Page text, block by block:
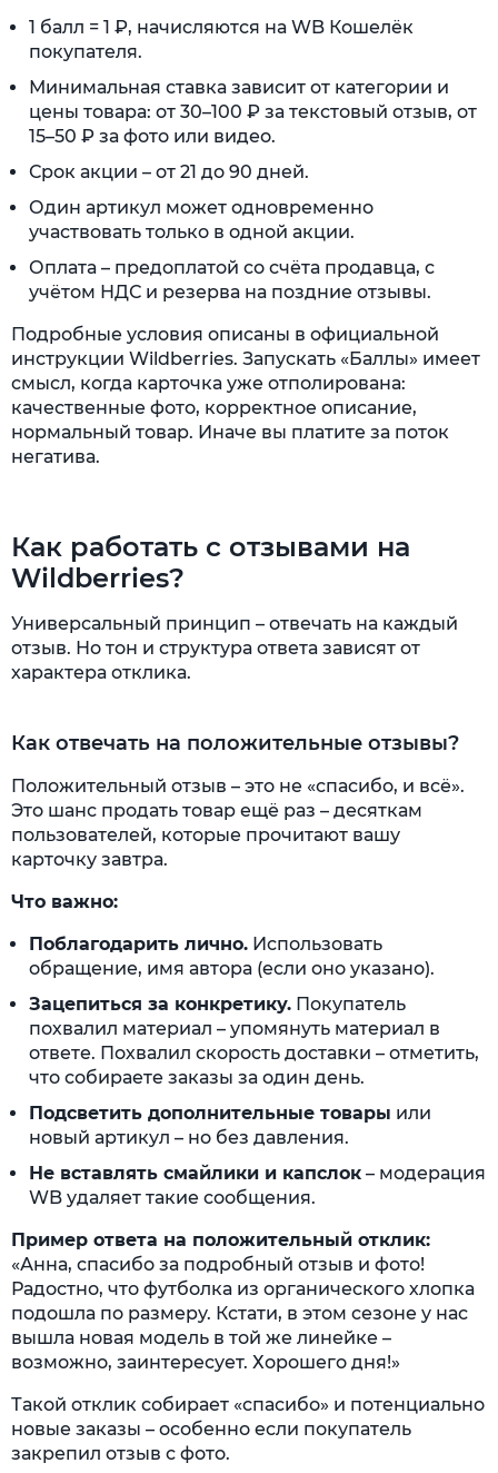
1 балл = 1 ₽, начисляются на WB Кошелёк
покупателя.
Минимальная ставка зависит от категории и
цены товара: от 30–100 ₽ за текстовый отзыв, от
15–50 ₽ за фото или видео.
Срок акции – от 21 до 90 дней.
Один артикул может одновременно
участвовать только в одной акции.
Оплата – предоплатой со счёта продавца, с
учётом НДС и резерва на поздние отзывы.
Подробные условия описаны в официальной
инструкции Wildberries. Запускать «Баллы» имеет
смысл, когда карточка уже отполирована:
качественные фото, корректное описание,
нормальный товар. Иначе вы платите за поток
негатива.
Как работать с отзывами на
Wildberries?
Универсальный принцип – отвечать на каждый
отзыв. Но тон и структура ответа зависят от
характера отклика.
Как отвечать на положительные отзывы?
Положительный отзыв – это не «спасибо, и всё».
Это шанс продать товар ещё раз – десяткам
пользователей, которые прочитают вашу
карточку завтра.
Что важно:
Поблагодарить лично. Использовать
обращение, имя автора (если оно указано).
Зацепиться за конкретику. Покупатель
похвалил материал – упомянуть материал в
ответе. Похвалил скорость доставки – отметить,
что собираете заказы за один день.
Подсветить дополнительные товары или
новый артикул – но без давления.
Не вставлять смайлики и капслок – модерация
WB удаляет такие сообщения.
Пример ответа на положительный отклик:
«Анна, спасибо за подробный отзыв и фото!
Радостно, что футболка из органического хлопка
подошла по размеру. Кстати, в этом сезоне у нас
вышла новая модель в той же линейке –
возможно, заинтересует. Хорошего дня!»
Такой отклик собирает «спасибо» и потенциально
новые заказы – особенно если покупатель
закрепил отзыв с фото.